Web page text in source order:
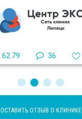
62.79 36
ОСТАВИТЬ ОТЗЫВ О КЛИНИКЕ